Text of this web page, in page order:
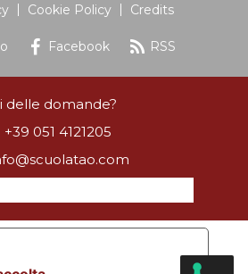
Cookie Policy Credits
Facebook RSS
delle domande?
+39 051 4121205
relative alla privacy